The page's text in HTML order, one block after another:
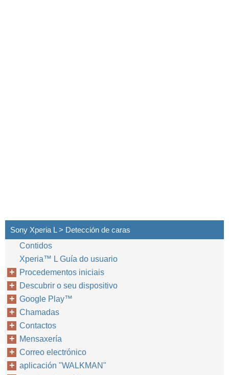
Sony Xperia L > Detección de caras
Contidos
Xperia™‎ L Guía do usuario
Procedementos iniciais
Descubrir o seu dispositivo
Google Play™‎
Chamadas
Contactos
Mensaxería
Correo electrónico
aplicación "WALKMAN"